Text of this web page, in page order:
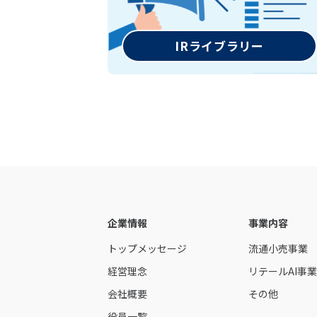
IRライブラリー
企業情報
トップメッセージ
経営理念
会社概要
事業内容
流通小売事業
リテールAI事業
その他